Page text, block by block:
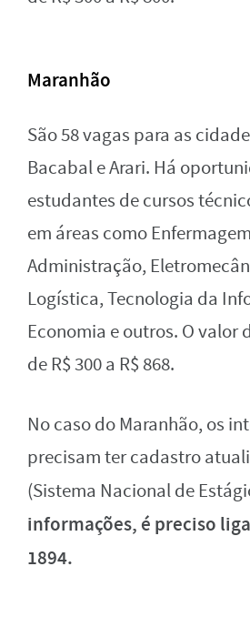
Maranhão
São 58 vagas para as
Bacabal e Arari. Há
estudantes de cursos
em áreas como
Administração,
Logística, Tecnologia da
Economia e outros. O valor
de R$ 300 a R$ 868.
No caso do Maranhão, os
precisam ter cadastro
(Sistema Nacional de
informações, é preciso
1894.